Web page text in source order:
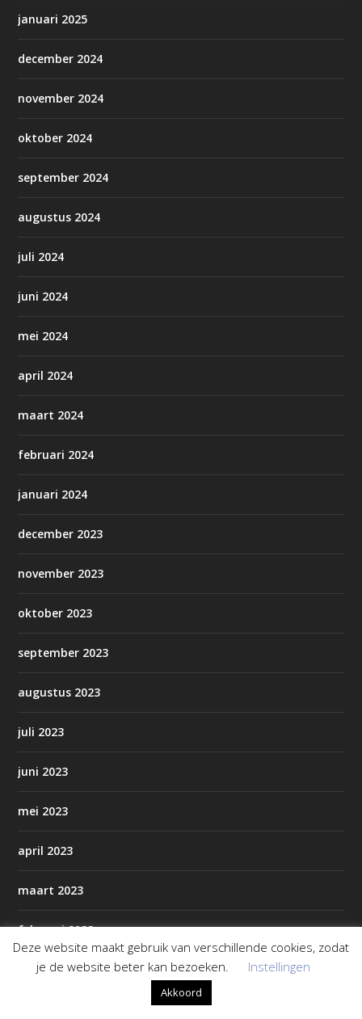
januari 2025
december 2024
november 2024
oktober 2024
september 2024
augustus 2024
juli 2024
juni 2024
mei 2024
april 2024
maart 2024
februari 2024
januari 2024
december 2023
november 2023
oktober 2023
september 2023
augustus 2023
juli 2023
juni 2023
mei 2023
april 2023
maart 2023
februari 2023
januari 2023
Deze website maakt gebruik van verschillende cookies, zodat
je de website beter kan bezoeken.
Instellingen
Akkoord